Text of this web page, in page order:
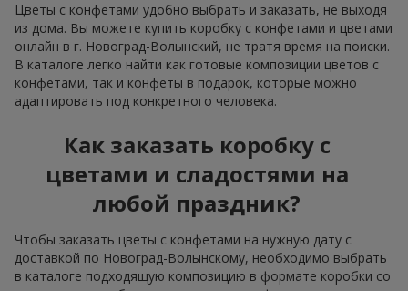
Цветы с конфетами удобно выбрать и заказать, не выходя
из дома. Вы можете купить коробку с конфетами и цветами
онлайн в г. Новоград-Волынский, не тратя время на поиски.
В каталоге легко найти как готовые композиции цветов с
конфетами, так и конфеты в подарок, которые можно
адаптировать под конкретного человека.
Как заказать коробку с
цветами и сладостями на
любой праздник?
Чтобы заказать цветы с конфетами на нужную дату с
доставкой по Новоград-Волынскому, необходимо выбрать
в каталоге подходящую композицию в формате коробки со